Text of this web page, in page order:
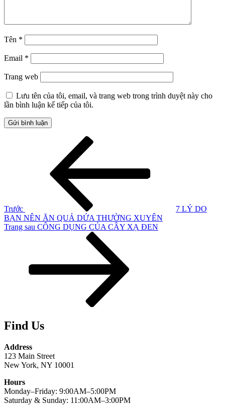
Tên *
Email *
Trang web
Lưu tên của tôi, email, và trang web trong trình duyệt này cho
lần bình luận kế tiếp của tôi.
Trước
7 LÝ DO
BẠN NÊN ĂN QUẢ DỨA THƯỜNG XUYÊN
Bài
Trang sau CÔNG DỤNG CỦA CÂY XẠ ĐEN
Find Us
Address
123 Main Street
New York, NY 10001
Hours
Monday–Friday: 9:00AM–5:00PM
Saturday & Sunday: 11:00AM–3:00PM